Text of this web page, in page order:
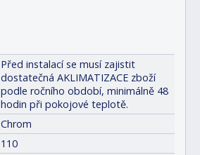
Před instalací se musí zajistit
dostatečná AKLIMATIZACE zboží
podle ročního období, minimálně 48
hodin při pokojové teplotě.
Chrom
110